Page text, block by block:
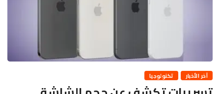
آخر الأخبار تكنولوجيا